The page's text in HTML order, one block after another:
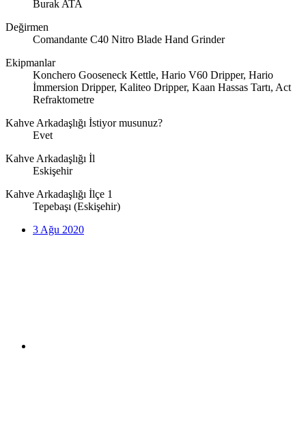
Burak ATA
Değirmen
Comandante C40 Nitro Blade Hand Grinder
Ekipmanlar
Konchero Gooseneck Kettle, Hario V60 Dripper, Hario
İmmersion Dripper, Kaliteo Dripper, Kaan Hassas Tartı, Act
Refraktometre
Kahve Arkadaşlığı İstiyor musunuz?
Evet
Kahve Arkadaşlığı İl
Eskişehir
Kahve Arkadaşlığı İlçe 1
Tepebaşı (Eskişehir)
3 Ağu 2020